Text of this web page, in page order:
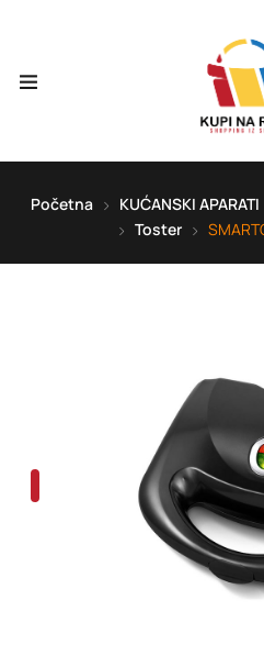
Početna KUĆANSKI APARATI
Toster